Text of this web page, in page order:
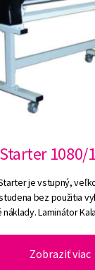
1080/
je vstupný,
bez použitia
Laminátor
Zobraziť viac